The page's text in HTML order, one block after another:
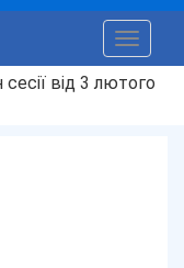
Toggle
від 3 лютого